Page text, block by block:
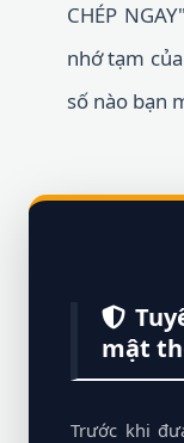
CHÉP
nhớ tạm
số nào bạn
mật
Trước khi